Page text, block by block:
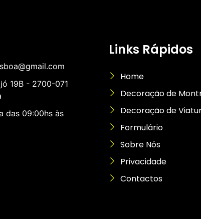
19B - 2700-071
das 09:00hs às
Links Rápidos
Home
Decoração de
Decoração de
Formulário
Sobre Nós
Privacidade
Contactos